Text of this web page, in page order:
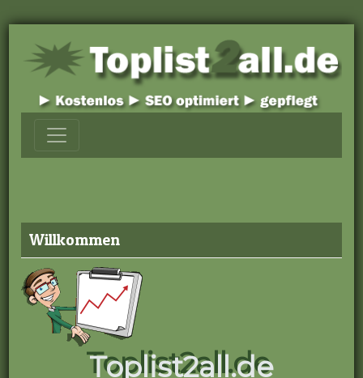
Willkommen
Toplist2all.de